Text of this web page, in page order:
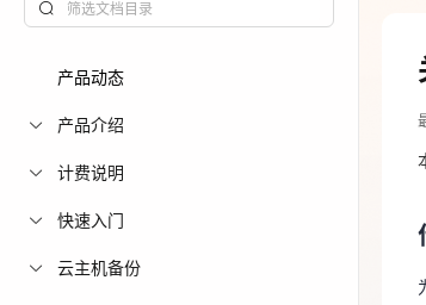
产品动态
产品介绍
计费说明
快速入门
云主机备份